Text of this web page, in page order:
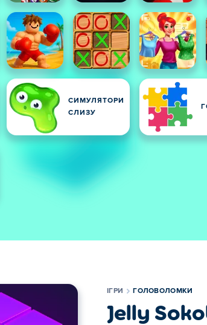
СИМУЛЯТОРИ
СЛИЗУ
ІГРИ ГОЛОВОЛОМКИ
Jelly